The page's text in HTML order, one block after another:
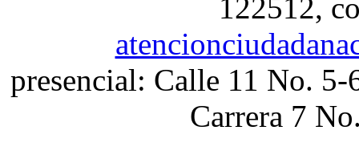
122512,
presencial: Calle 11 No.
Carrera 7